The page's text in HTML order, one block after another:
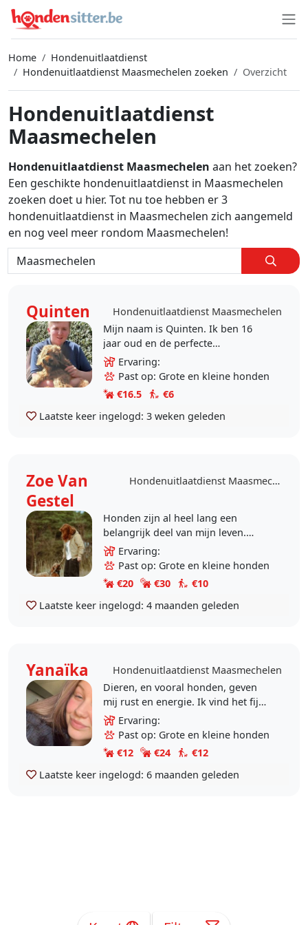
Home
Hondenuitlaatdienst
Hondenuitlaatdienst Maasmechelen zoeken
Overzicht
Hondenuitlaatdienst
Maasmechelen
Hondenuitlaatdienst Maasmechelen aan het zoeken?
Een geschikte hondenuitlaatdienst in Maasmechelen
zoeken doet u hier. Tot nu toe hebben er 3
hondenuitlaatdienst in Maasmechelen zich aangemeld
en nog veel meer rondom Maasmechelen!
Quinten
Hondenuitlaatdienst Maasmechelen
Mijn naam is Quinten. Ik ben 16
jaar oud en de perfecte
hondensitter in Maasmechelen. Ik
heb veel ervaring met honden: mijn
opa heeft zelf een hond,..
Ervaring:
Past op: Grote en kleine honden
€16.5
€6
Laatste keer ingelogd: 3 weken geleden
Zoe Van
Gestel
Hondenuitlaatdienst Maasmechelen
Honden zijn al heel lang een
belangrijk deel van mijn leven.
Sinds mijn 11de ga ik al naar de
hondenschool en heb ik met al
mijn drie honden training..
Ervaring:
Past op: Grote en kleine honden
€20
€30
€10
Laatste keer ingelogd: 4 maanden geleden
Yanaïka
Hondenuitlaatdienst Maasmechelen
Dieren, en vooral honden, geven
mij rust en energie. Ik vind het fijn
om met hen bezig te zijn, te
wandelen en voor hen te zorgen
wanneer hun baasje..
Ervaring:
Past op: Grote en kleine honden
€12
€24
€12
Laatste keer ingelogd: 6 maanden geleden